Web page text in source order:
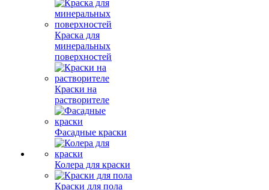
Краска для
минеральных
поверхностей
Краски на
растворителе
Фасадные краски
Колера для краски
Краски для пола